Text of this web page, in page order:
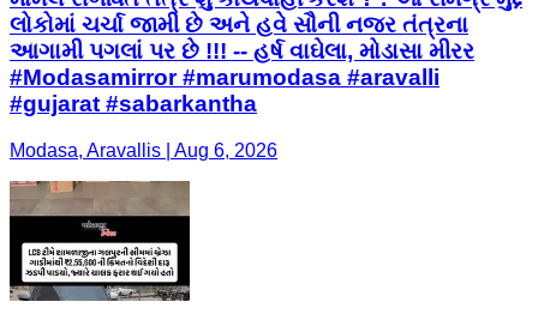
લોકોમાં ચર્ચા જામી છે અને હવે સૌની નજર તંત્રના
આગામી પગલાં પર છે !!! -- હર્ષ વાઘેલા, મોડાસા મીરર
#Modasamirror #marumodasa #aravalli
#gujarat #sabarkantha
Modasa, Aravallis | Aug 6, 2026